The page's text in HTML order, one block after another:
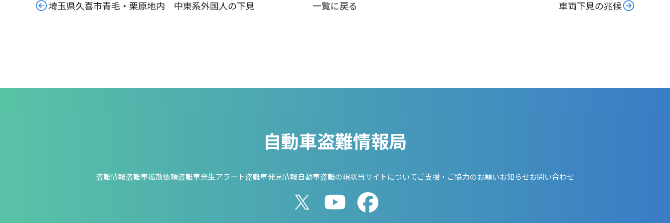
埼玉県久喜市青毛・栗原地内 中東系外国人の下見 一覧に戻る 車両下見の兆候
自動車盗難情報局
盗難情報盗難車拡散依頼盗難車発生アラート盗難車発見情報自動車盗難の現状当サイトについてご支援・ご協力のお願いお知らせお問い合わせ